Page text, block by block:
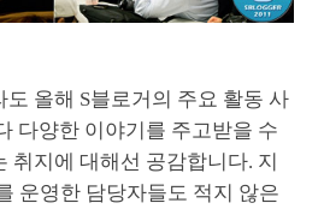
올해 S블로거의 주요 활동 사
다양한 이야기를 주고받을 수
취지에 대해선 공감합니다. 지
운영한 담당자들도 적지 않은